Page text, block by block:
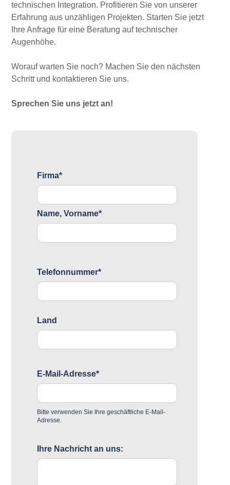
technischen Integration. Profitieren Sie von unserer
Erfahrung aus unzähligen Projekten. Starten Sie jetzt
Ihre Anfrage für eine Beratung auf technischer
Augenhöhe.
Worauf warten Sie noch? Machen Sie den nächsten
Schritt und kontaktieren Sie uns.
Sprechen Sie uns jetzt an!
Firma*
Name, Vorname*
Telefonnummer*
Land
E-Mail-Adresse*
Bitte verwenden Sie Ihre geschäftliche E-Mail-
Adresse.
Ihre Nachricht an uns: